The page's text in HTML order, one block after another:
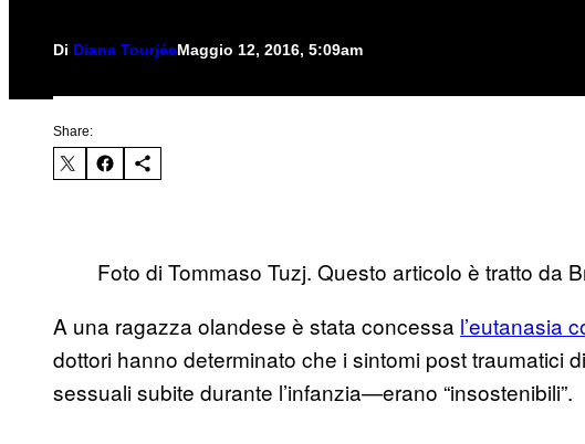
Di Diana TourjéeMaggio 12, 2016, 5:09am
Share:
Foto di Tommaso Tuzj. Questo articolo è tratto da
A una ragazza olandese è stata concessa l’eutanasia
dottori hanno determinato che i sintomi post traumatici
sessuali subite durante l’infanzia—erano “insostenibili”.